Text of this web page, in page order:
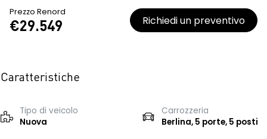
Prezzo Renord
€29.549 Richiedi un preventivo
Caratteristiche
Tipo di veicolo
Nuova
Carrozzeria
Berlina, 5 porte, 5 posti